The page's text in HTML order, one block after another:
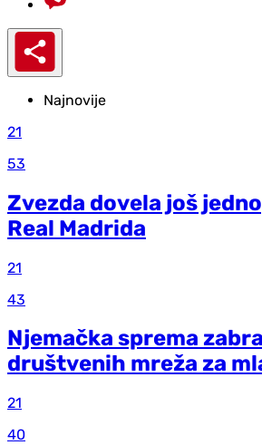
Najnovije
21
53
Zvezda dovela još
Real Madrida
21
43
Njemačka sprema
društvenih mreža za
21
40